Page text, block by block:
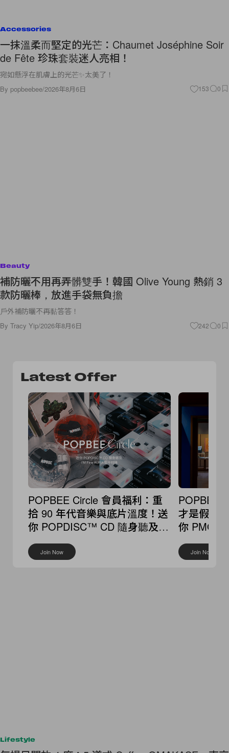
Accessories
一抹溫柔而堅定的光芒：Chaumet Joséphine Soir
de Fête 珍珠套裝迷人亮相！
宛如懸浮在肌膚上的光芒✨太美了！
By popbeebee/2026年8月6日 153 0
Beauty
補防曬不用再弄髒雙手！韓國 Olive Young 熱銷 3
款防曬棒，放進手袋無負擔
戶外補防曬不再黏答答！
By Tracy Yip/2026年8月6日 242 0
Latest Offer
POPBEE Circle 會員福利：重
拾 90 年代音樂與底片溫度！送
你 POPDISC™ CD 隨身聽及
Join Now
POPBEE
才是假期
你 PMQ
Join Now
Lifestyle